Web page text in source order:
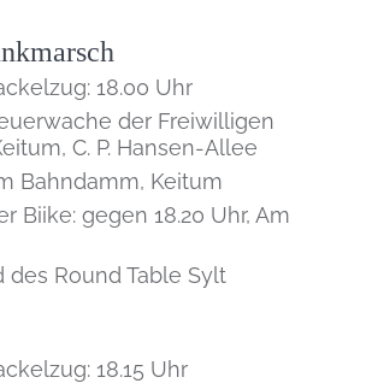
18.00 Uhr
der Freiwilligen
C. P. Hansen-Allee
Bahndamm, Keitum
Biike: gegen 18.20 Uhr, Am
des Round Table Sylt
18.15 Uhr